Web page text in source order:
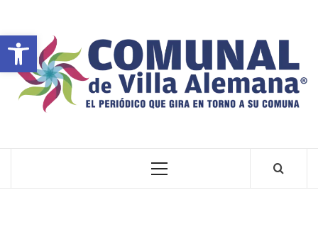
Abrir barra de herramientas